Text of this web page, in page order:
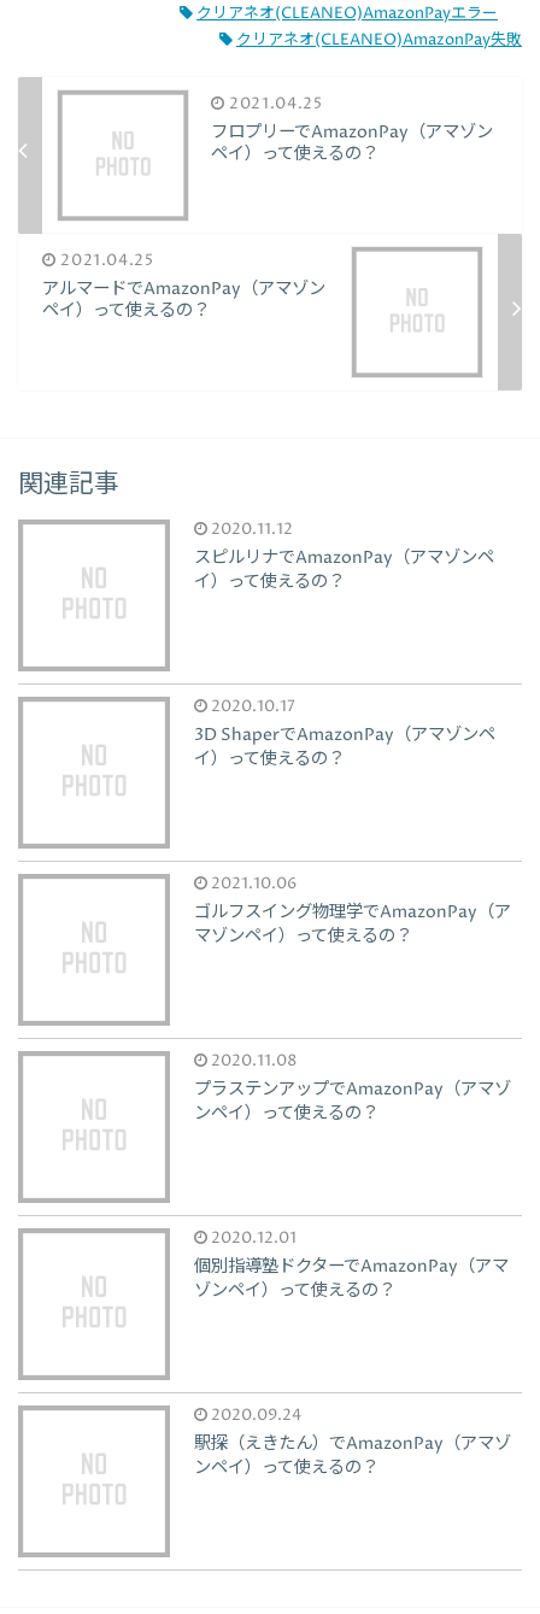
クリアネオ(CLEANEO)AmazonPayエラー
クリアネオ(CLEANEO)AmazonPay失敗
2021.04.25
フロプリーでAmazonPay（アマゾン
ペイ）って使えるの？
2021.04.25
アルマードでAmazonPay（アマゾン
ペイ）って使えるの？
関連記事
2020.11.12
スピルリナでAmazonPay（アマゾンペ
イ）って使えるの？
2020.10.17
3D ShaperでAmazonPay（アマゾンペ
イ）って使えるの？
2021.10.06
ゴルフスイング物理学でAmazonPay（ア
マゾンペイ）って使えるの？
2020.11.08
プラステンアップでAmazonPay（アマゾ
ンペイ）って使えるの？
2020.12.01
個別指導塾ドクターでAmazonPay（アマ
ゾンペイ）って使えるの？
2020.09.24
駅探（えきたん）でAmazonPay（アマゾ
ンペイ）って使えるの？